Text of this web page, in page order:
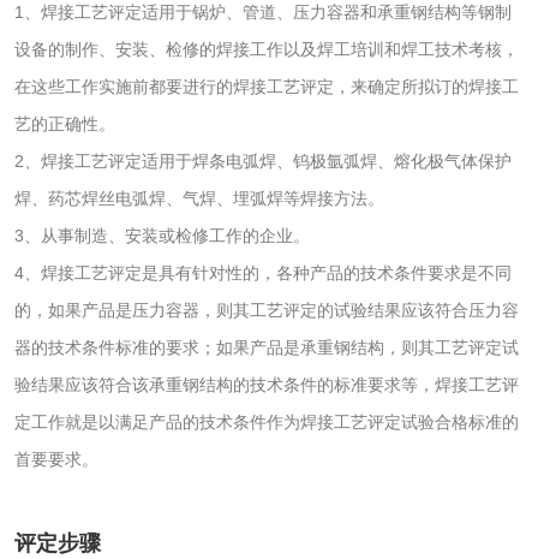
1、焊接工艺评定适用于锅炉、管道、压力容器和承重钢结构等钢制
设备的制作、安装、检修的焊接工作以及焊工培训和焊工技术考核，
在这些工作实施前都要进行的焊接工艺评定，来确定所拟订的焊接工
艺的正确性。
2、焊接工艺评定适用于焊条电弧焊、钨极氩弧焊、熔化极气体保护
焊、药芯焊丝电弧焊、气焊、埋弧焊等焊接方法。
3、从事制造、安装或检修工作的企业。
4、焊接工艺评定是具有针对性的，各种产品的技术条件要求是不同
的，如果产品是压力容器，则其工艺评定的试验结果应该符合压力容
器的技术条件标准的要求；如果产品是承重钢结构，则其工艺评定试
验结果应该符合该承重钢结构的技术条件的标准要求等，焊接工艺评
定工作就是以满足产品的技术条件作为焊接工艺评定试验合格标准的
首要要求。
评定步骤
三氯异氰尿酸检测 磷酸二氢铵检测
活性炭
测
脱硫脱硝活性炭检
测
煤质活性炭检测
电厂水处理活性炭 木质活性炭检测